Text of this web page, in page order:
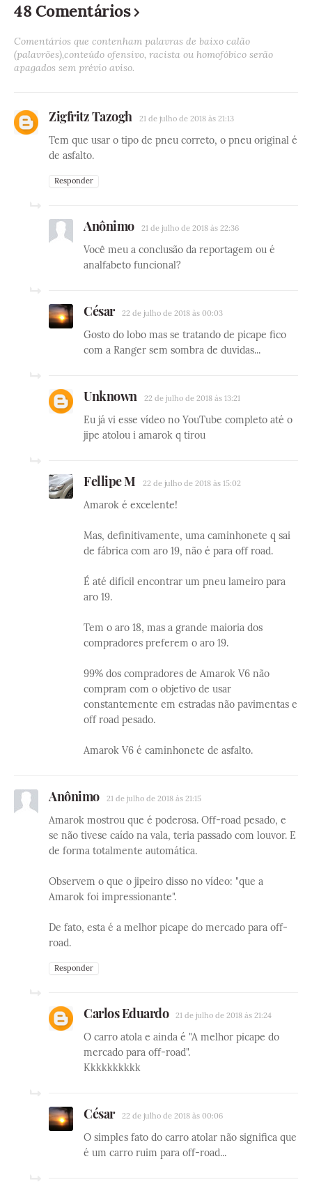
48 Comentários
Comentários que contenham palavras de baixo calão
(palavrões),conteúdo ofensivo, racista ou homofóbico serão
apagados sem prévio aviso.
Zigfritz Tazogh 21 de julho de 2018 às 21:13
Tem que usar o tipo de pneu correto, o pneu original é
de asfalto.
Responder
Anônimo 21 de julho de 2018 às 22:36
Você meu a conclusão da reportagem ou é
analfabeto funcional?
César 22 de julho de 2018 às 00:03
Gosto do lobo mas se tratando de picape fico
com a Ranger sem sombra de duvidas...
Unknown 22 de julho de 2018 às 13:21
Eu já vi esse vídeo no YouTube completo até o
jipe atolou i amarok q tirou
Fellipe M 22 de julho de 2018 às 15:02
Amarok é excelente!
Mas, definitivamente, uma caminhonete q sai
de fábrica com aro 19, não é para off road.
É até difícil encontrar um pneu lameiro para
aro 19.
Tem o aro 18, mas a grande maioria dos
compradores preferem o aro 19.
99% dos compradores de Amarok V6 não
compram com o objetivo de usar
constantemente em estradas não pavimentas e
off road pesado.
Amarok V6 é caminhonete de asfalto.
Anônimo 21 de julho de 2018 às 21:15
Amarok mostrou que é poderosa. Off-road pesado, e
se não tivese caído na vala, teria passado com louvor. E
de forma totalmente automática.
Observem o que o jipeiro disso no vídeo: "que a
Amarok foi impressionante".
De fato, esta é a melhor picape do mercado para off-
road.
Responder
Carlos Eduardo 21 de julho de 2018 às 21:24
O carro atola e ainda é "A melhor picape do
mercado para off-road".
Kkkkkkkkkk
César 22 de julho de 2018 às 00:06
O simples fato do carro atolar não significa que
é um carro ruim para off-road...